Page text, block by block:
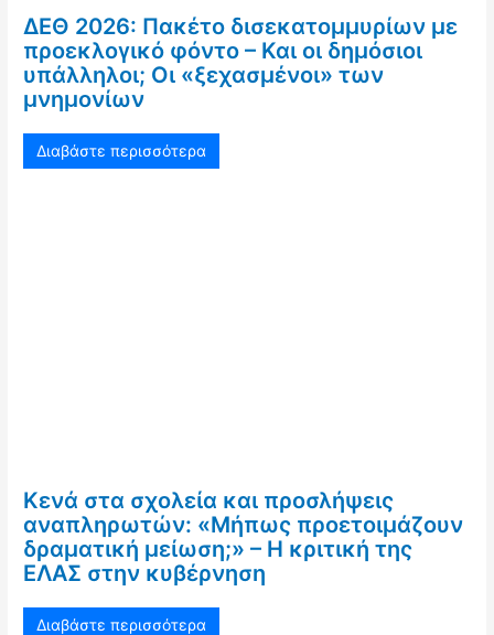
ΔΕΘ 2026: Πακέτο δισεκατομμυρίων με
προεκλογικό φόντο – Και οι δημόσιοι
υπάλληλοι; Οι «ξεχασμένοι» των
μνημονίων
Διαβάστε περισσότερα
Κενά στα σχολεία και προσλήψεις
αναπληρωτών: «Μήπως προετοιμάζουν
δραματική μείωση;» – Η κριτική της
ΕΛΑΣ στην κυβέρνηση
Διαβάστε περισσότερα